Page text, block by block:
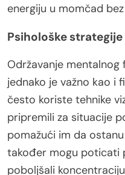
energiju u momčad
Psihološke
Održavanje
jednako je važno kao i
često koriste tehnike
pripremili za situacije
pomažući im da
također mogu poticati
poboljšali